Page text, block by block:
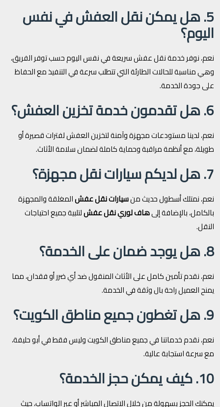
5. هل يمكن نقل العفش في نفس
اليوم؟
نعم، نوفر خدمة نقل عفش سريعة في نفس اليوم حسب توفر الفريق،
وهي مناسبة للحالات الطارئة التي تتطلب سرعة في التنفيذ مع الحفاظ
على جودة الخدمة.
6. هل تقدمون خدمة تخزين العفش؟
نعم، لدينا مستودعات مجهزة وآمنة لتخزين العفش لفترات قصيرة أو
طويلة، مع أنظمة مراقبة وحماية كاملة لضمان سلامة الأثاث.
7. هل لديكم سيارات نقل مجهزة؟
نعم، نمتلك أسطول حديث منسيارات نقل عفشالمغلقة والمجهزة
بالكامل، بالإضافة إلىهاف لوري نقل عفشلتلبية جميع احتياجات
النقل.
8. هل يوجد ضمان على الخدمة؟
نعم، نقدم تأمين كامل على الأثاث المنقول ضد أي ضرر أو فقدان، مما
يمنح العميل راحة بال وثقة في الخدمة.
9. هل تغطون جميع مناطق الكويت؟
نعم، نقدم خدماتنا في جميع مناطق الكويت وليس فقط في أبو حليفة،
مع سرعة استجابة عالية.
10. كيف يمكن حجز الخدمة؟
يمكنك الحجز بسهولة من خلال الاتصال المباشر أو عبر الواتساب، حيث